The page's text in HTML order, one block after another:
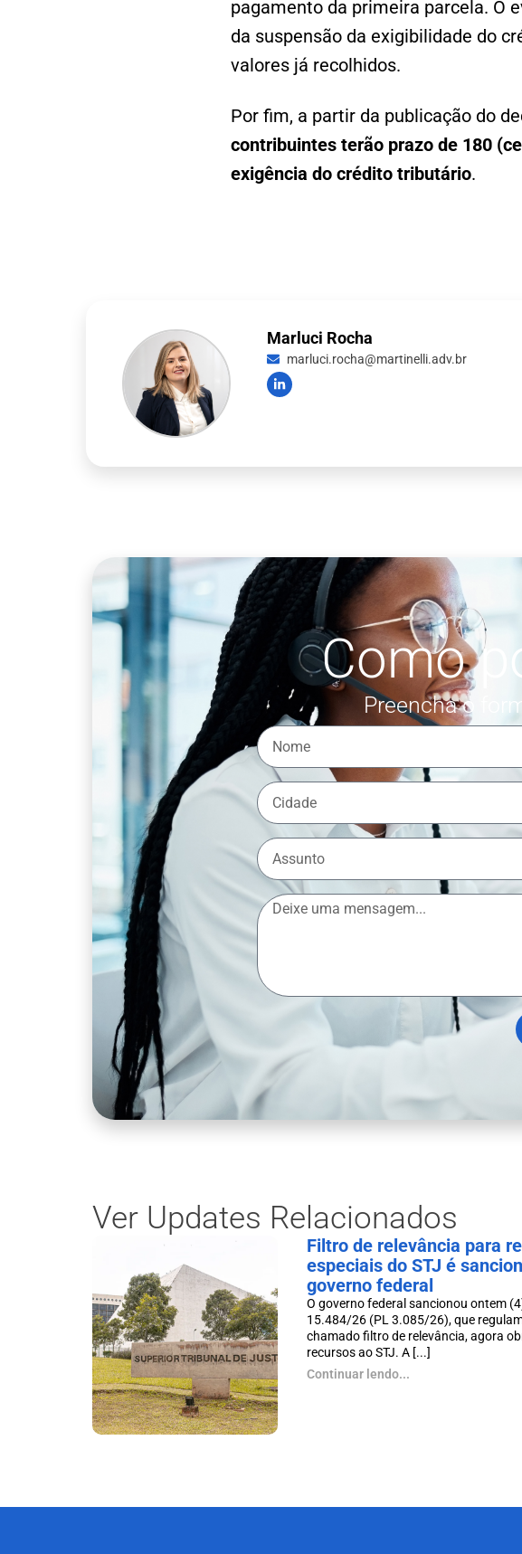
pagamento da primeira parcela. O
da suspensão da exigibilidade do
valores já recolhidos.
Por fim, a partir da publicação do
contribuintes terão prazo de 180
exigência do crédito tributário.
Marluci Rocha
marluci.rocha@martinelli.adv.br
Como
Preencha o
Ver Updates Relacionados
Filtro de relevância para
especiais do STJ é
governo federal
O governo federal sancionou ontem
15.484/26 (PL 3.085/26), que
chamado filtro de relevância, agora
recursos ao STJ. A [...]
Continuar lendo...